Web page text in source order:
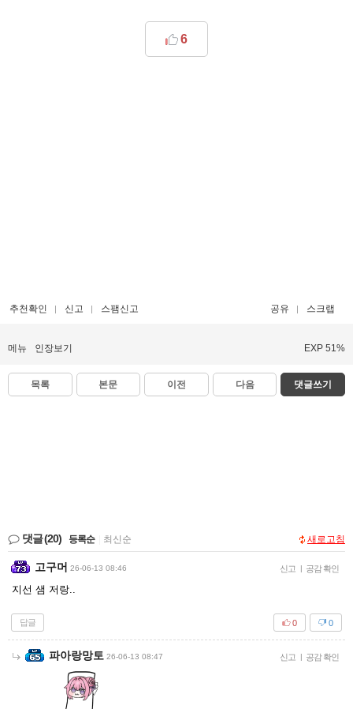
6
추천확인 신고 스팸신고 공유 스크랩
메뉴 인장보기 EXP 51%
목록 본문 이전 다음 댓글쓰기
댓글(20) 등록순 최신순 새로고침
고구머 26-06-13 08:46 신고 | 공감 확인
지선 샘 저랑..
답글 0
0
파아랑망토 26-06-13 08:47 신고 | 공감 확인